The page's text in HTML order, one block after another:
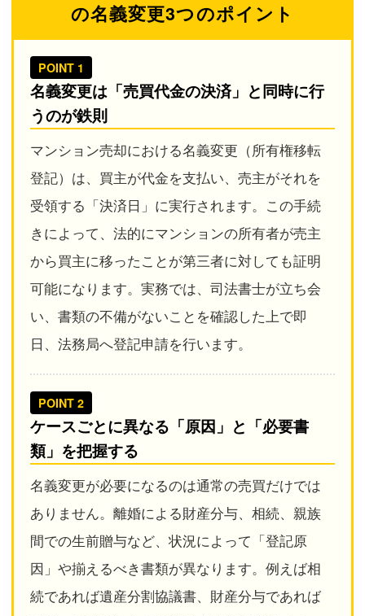
の名義変更3つのポイント
POINT 1
名義変更は「売買代金の決済」と同時に行
うのが鉄則
マンション売却における名義変更（所有権移転
登記）は、買主が代金を支払い、売主がそれを
受領する「決済日」に実行されます。この手続
きによって、法的にマンションの所有者が売主
から買主に移ったことが第三者に対しても証明
可能になります。実務では、司法書士が立ち会
い、書類の不備がないことを確認した上で即
日、法務局へ登記申請を行います。
POINT 2
ケースごとに異なる「原因」と「必要書
類」を把握する
名義変更が必要になるのは通常の売買だけでは
ありません。離婚による財産分与、相続、親族
間での生前贈与など、状況によって「登記原
因」や揃えるべき書類が異なります。例えば相
続であれば遺産分割協議書、財産分与であれば